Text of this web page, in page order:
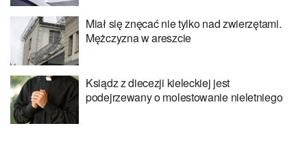
Miał się znęcać nie tylko nad zwierzętami.
Mężczyzna w areszcie
Ksiądz z diecezji kieleckiej jest
podejrzewany o molestowanie nieletniego